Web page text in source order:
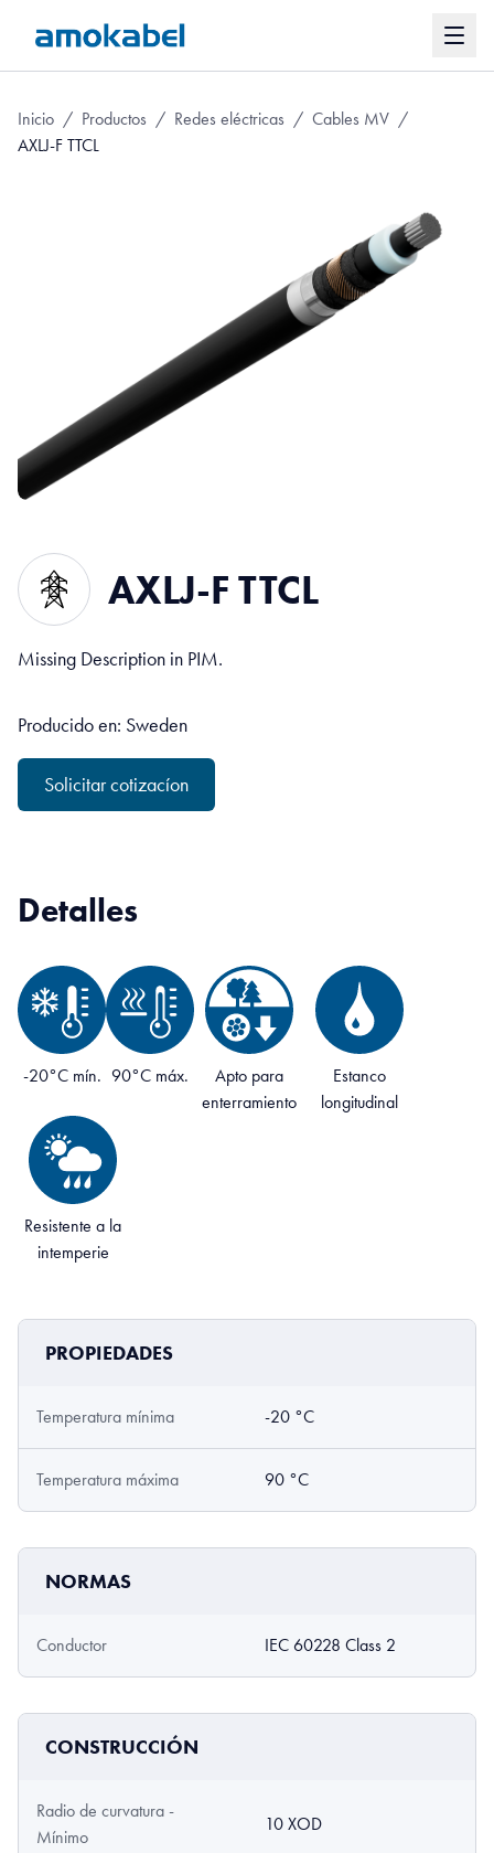
Inicio / Productos / Redes eléctricas / Cables MV /
AXLJ-F TTCL
AXLJ-F TTCL
Missing Description in PIM.
Producido en: Sweden
Solicitar cotizacíon
Detalles
-20°C mín. 90°C máx.
Apto para
enterramiento
Estanco
longitudinal
Resistente a la
intemperie
PROPIEDADES
Temperatura mínima -20 °C
Temperatura máxima 90 °C
NORMAS
Conductor IEC 60228 Class 2
CONSTRUCCIÓN
Radio de curvatura -
Mínimo
10 XOD